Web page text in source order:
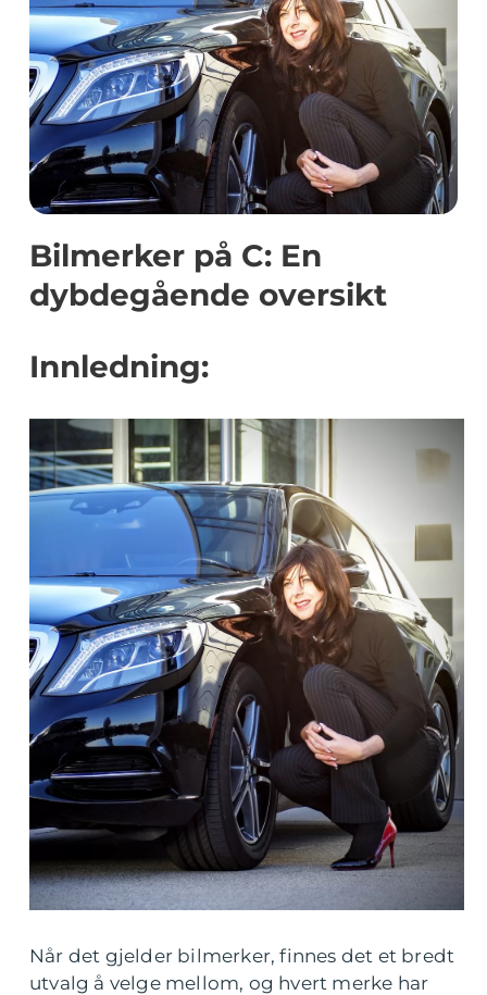
Bilmerker på C: En
dybdegående oversikt
Innledning:
Når det gjelder bilmerker, finnes det et bredt
utvalg å velge mellom, og hvert merke har